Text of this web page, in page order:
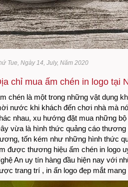
Tue, Ngày 14, July, Năm 2020
chỉ mua ấm chén in logo tại
chén là một trong những vật dụng
nước khi khách đến chơi nhà mà
nhau, xu hướng đặt mua những
vừa là hình thức quảng cáo thương
tốn kém như những hình thức
được thương hiệu ấm chén in logo
An uy tín hàng đầu hiện nay với
trang trí , in ấn logo đẹp mắt